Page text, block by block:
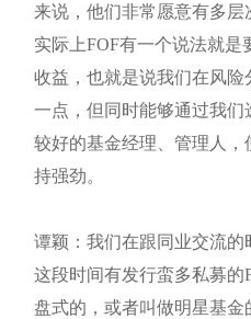
来说，他们非常愿意有多
实际上FOF有一个说法就
收益，也就是说我们在风
一点，但同时能够通过我
较好的基金经理、管理人
持强劲。
谭颖：我们在跟同业交流的
这段时间有发行蛮多私募
盘式的，或者叫做明星基